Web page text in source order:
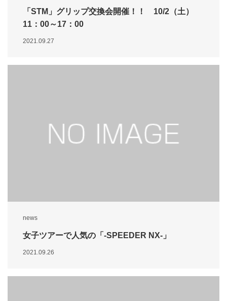
「STM」グリップ交換会開催！！ 10/2（土）
11：00～17：00
2021.09.27
news
女子ツアーで人気の「-SPEEDER NX-」
2021.09.26